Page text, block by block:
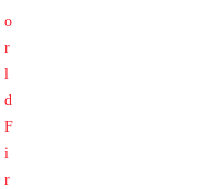
o
r
l
d
F
i
r